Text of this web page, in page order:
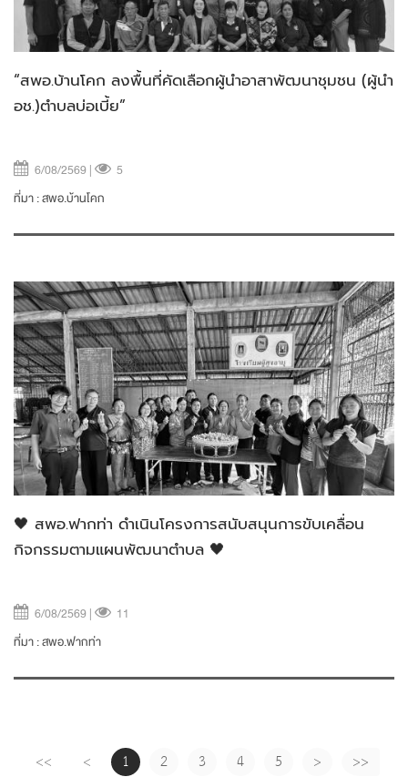
“สพอ.บ้านโคก ลงพื้นที่คัดเลือกผู้นำอาสาพัฒนาชุมชน (ผู้นำ
อช.)ตำบลบ่อเบี้ย”
6/08/2569 |
5
ที่มา :สพอ.บ้านโคก
🖤 สพอ.ฟากท่า ดำเนินโครงการสนับสนุนการขับเคลื่อน
กิจกรรมตามแผนพัฒนาตำบล 🖤
6/08/2569 |
11
ที่มา :สพอ.ฟากท่า
<< < 1 2 3 4 5 > >>